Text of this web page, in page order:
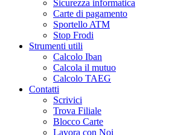
Sicurezza informatica
Carte di pagamento
Sportello ATM
Stop Frodi
Strumenti utili
Calcolo Iban
Calcola il mutuo
Calcolo TAEG
Contatti
Scrivici
Trova Filiale
Blocco Carte
Lavora con Noi